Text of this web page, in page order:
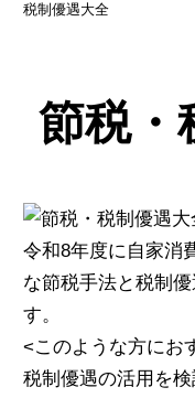
税制優遇大全
節税・
令和8年度に自家消
な節税手法と税制
す。
<このような方にお
税制優遇の活用を